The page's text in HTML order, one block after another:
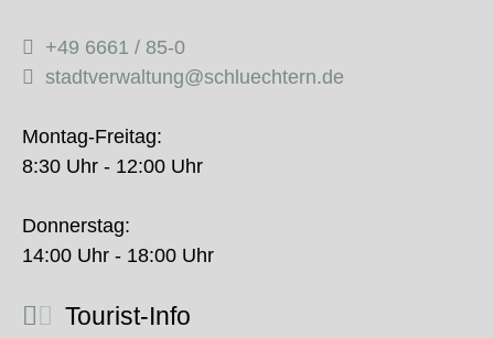
+49 6661 / 85-0
stadtverwaltung@schluechtern.de
Montag-Freitag:
8:30 Uhr - 12:00 Uhr
Donnerstag:
14:00 Uhr - 18:00 Uhr
Tourist-Info